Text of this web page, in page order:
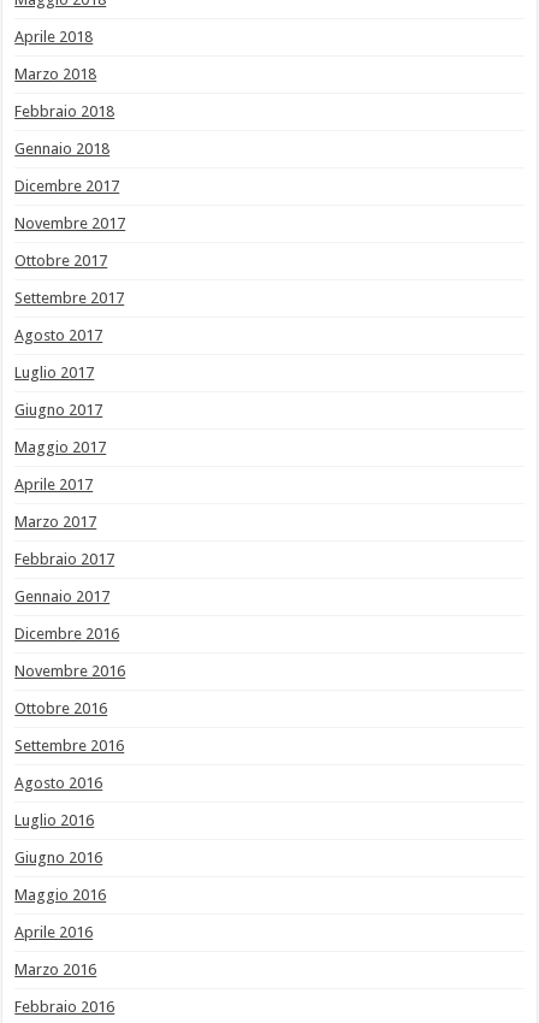
Aprile 2018
Marzo 2018
Febbraio 2018
Gennaio 2018
Dicembre 2017
Novembre 2017
Ottobre 2017
Settembre 2017
Agosto 2017
Luglio 2017
Giugno 2017
Maggio 2017
Aprile 2017
Marzo 2017
Febbraio 2017
Gennaio 2017
Dicembre 2016
Novembre 2016
Ottobre 2016
Settembre 2016
Agosto 2016
Luglio 2016
Giugno 2016
Maggio 2016
Aprile 2016
Marzo 2016
Febbraio 2016